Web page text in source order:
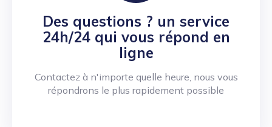
Des questions ? un service
24h/24 qui vous répond en
ligne
Contactez à n'importe quelle heure, nous vous
répondrons le plus rapidement possible